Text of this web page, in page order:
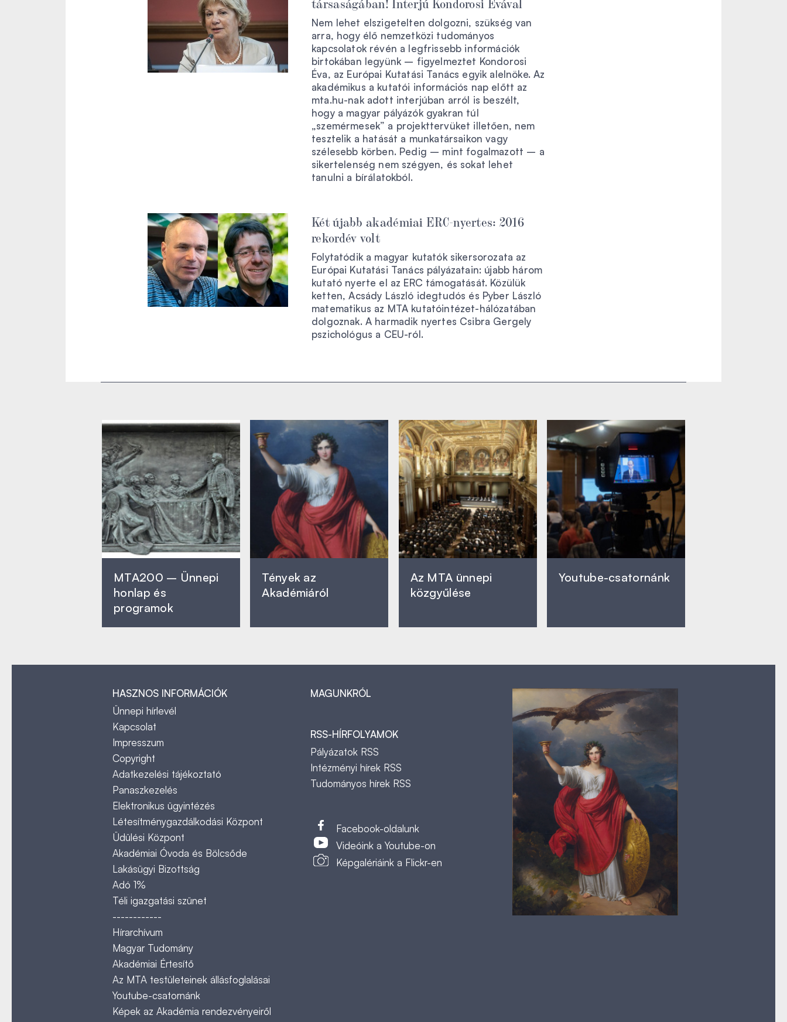
Nem lehet elszigetelten dolgozni, szükség van
arra, hogy élő nemzetközi tudományos
kapcsolatok révén a legfrissebb információk
birtokában legyünk – figyelmeztet Kondorosi
Éva, az Európai Kutatási Tanács egyik alelnöke. Az
akadémikus a kutatói információs nap előtt az
mta.hu-nak adott interjúban arról is beszélt,
hogy a magyar pályázók gyakran túl
„szemérmesek” a projekttervüket illetően, nem
tesztelik a hatását a munkatársaikon vagy
szélesebb körben. Pedig – mint fogalmazott – a
sikertelenség nem szégyen, és sokat lehet
tanulni a bírálatokból.
Két újabb akadémiai ERC-nyertes: 2016
rekordév volt
Folytatódik a magyar kutatók sikersorozata az
Európai Kutatási Tanács pályázatain: újabb három
kutató nyerte el az ERC támogatását. Közülük
ketten, Acsády László idegtudós és Pyber László
matematikus az MTA kutatóintézet-hálózatában
dolgoznak. A harmadik nyertes Csibra Gergely
pszichológus a CEU-ról.
MTA200 – Ünnepi
honlap és
programok
Tények az
Akadémiáról
Az MTA ünnepi
közgyűlése
Youtube-csatornánk
HASZNOS INFORMÁCIÓK
Ünnepi hírlevél
Kapcsolat
Impresszum
Copyright
Adatkezelési tájékoztató
Panaszkezelés
Elektronikus ügyintézés
Létesítménygazdálkodási Központ
Üdülési Központ
Akadémiai Óvoda és Bölcsőde
Lakásügyi Bizottság
Adó 1%
Téli igazgatási szünet
------------
Hírarchívum
Magyar Tudomány
Akadémiai Értesítő
Az MTA testületeinek állásfoglalásai
Youtube-csatornánk
Képek az Akadémia rendezvényeiről
MAGUNKRÓL
RSS-HÍRFOLYAMOK
Pályázatok RSS
Intézményi hírek RSS
Tudományos hírek RSS
Facebook-oldalunk
Videóink a Youtube-on
Képgalériáink a Flickr-en